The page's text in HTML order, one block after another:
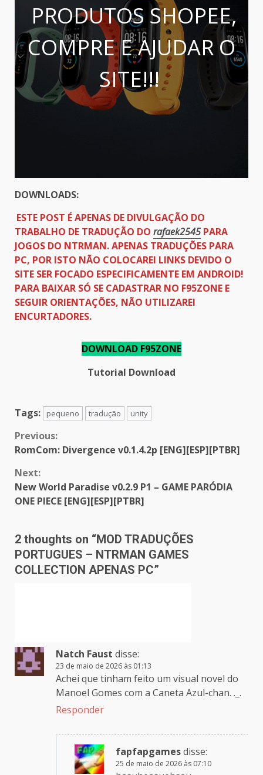
PRODUTOS SHOPEE,
COMPRE E AJUDAR O
SITE!!!
DOWNLOADS:
ESTE POST É APENAS DE DIVULGAÇÃO DO
TRABALHO DE TRADUÇÃO DO rafaek2545PARA
JOGOS DO NTRMAN. APENAS TRADUÇÕES PARA
PC, POR ISTO NÃO COLOCAREI LINKS DEVIDO O
SITE SER FOCADO ESPECIFICAMENTE EM ANDROID!
PARA BAIXAR SÓ SE CADASTRAR NO F95ZONE E
SEGUIR ORIENTAÇÕES, NÃO UTILIZAREI
ENCURTADORES.
DOWNLOAD F95ZONE
Tutorial Download
Tags: pequeno tradução unity
Continue
Previous:
RomCom: Divergence v0.1.4.2p [ENG][ESP][PTBR]
Next:
New World Paradise v0.2.9 P1 – GAME PARÓDIA
ONE PIECE [ENG][ESP][PTBR]
2 thoughts on “MOD TRADUÇÕES
PORTUGUES – NTRMAN GAMES
COLLECTION APENAS PC”
Natch Faust disse:
23 de maio de 2026 às 01:13
Achei que tinham feito um visual novel do
Manoel Gomes com a Caneta Azul-chan. ._.
Responder
fapfapgamesdisse:
25 de maio de 2026 às 07:10